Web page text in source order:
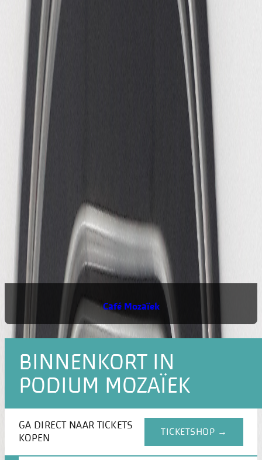
PODIUM MOZAÏEK
SEIZOEN '25 - '26
Café Mozaïek
BINNENKORT IN
PODIUM MOZAÏEK
GA DIRECT NAAR TICKETS
KOPEN
TICKETSHOP →